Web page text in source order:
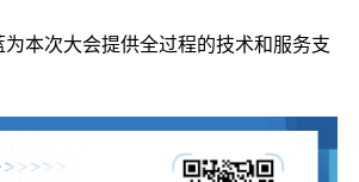
本次大会提供全过程的技术和服务支